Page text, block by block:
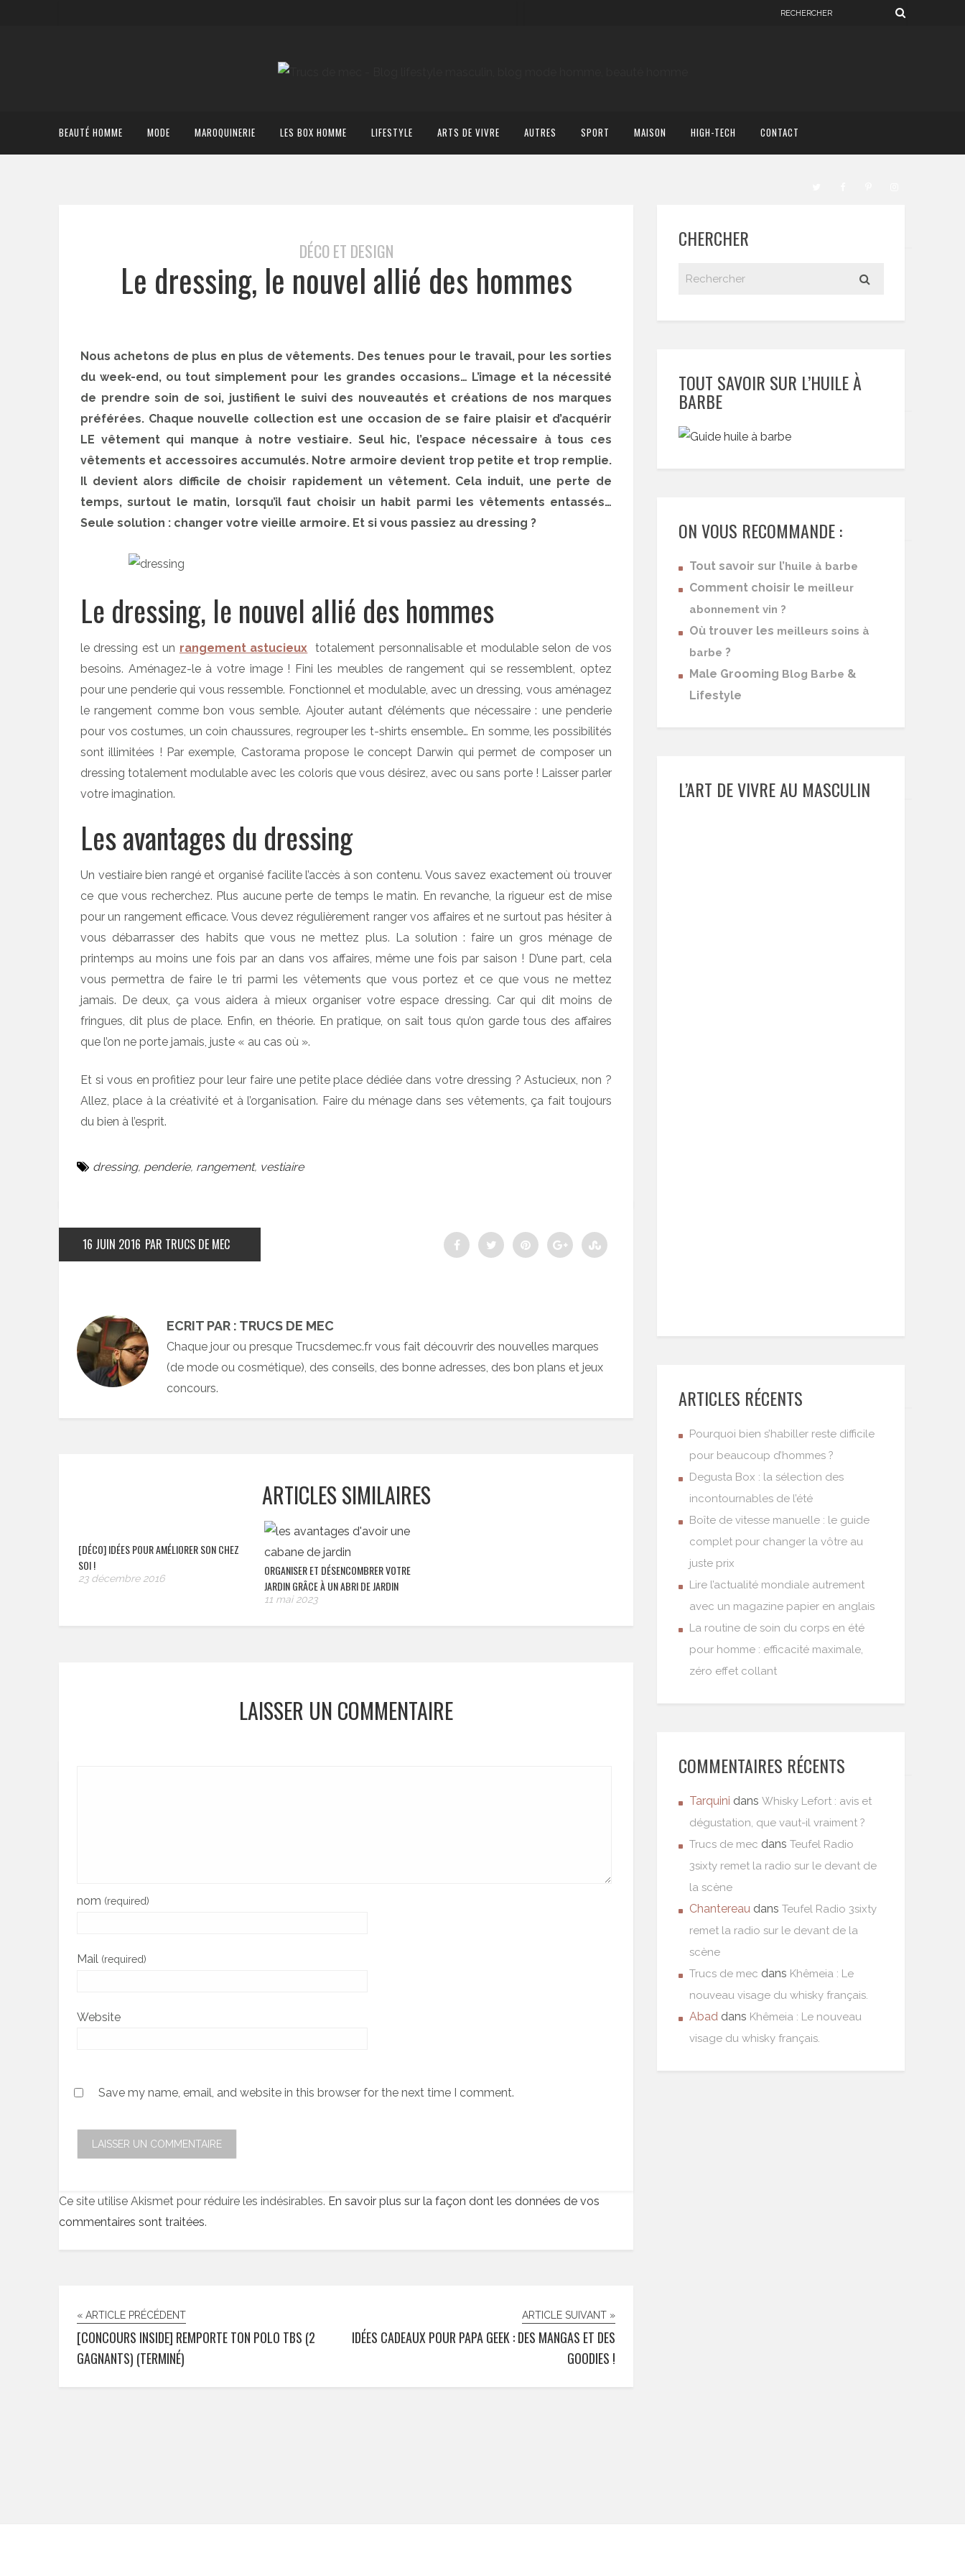
BEAUTÉ HOMME MODE MAROQUINERIE LES BOX HOMME LIFESTYLE ARTS DE VIVRE AUTRES SPORT MAISON HIGH-TECH CONTACT
DÉCO ET DESIGN
Le dressing, le nouvel allié des hommes
Nous achetons de plus en plus de vêtements. Des tenues pour le travail, pour les sorties
du week-end, ou tout simplement pour les grandes occasions… L’image et la nécessité
de prendre soin de soi, justifient le suivi des nouveautés et créations de nos marques
préférées. Chaque nouvelle collection est une occasion de se faire plaisir et d’acquérir
LE vêtement qui manque à notre vestiaire. Seul hic, l’espace nécessaire à tous ces
vêtements et accessoires accumulés. Notre armoire devient trop petite et trop remplie.
Il devient alors difficile de choisir rapidement un vêtement. Cela induit, une perte de
temps, surtout le matin, lorsqu’il faut choisir un habit parmi les vêtements entassés…
Seule solution : changer votre vieille armoire. Et si vous passiez au dressing ?
Le dressing, le nouvel allié des hommes
le dressing est un rangement astucieux totalement personnalisable et modulable selon de vos
besoins. Aménagez-le à votre image ! Fini les meubles de rangement qui se ressemblent, optez
pour une penderie qui vous ressemble. Fonctionnel et modulable, avec un dressing, vous aménagez
le rangement comme bon vous semble. Ajouter autant d’éléments que nécessaire : une penderie
pour vos costumes, un coin chaussures, regrouper les t-shirts ensemble… En somme, les possibilités
sont illimitées ! Par exemple, Castorama propose le concept Darwin qui permet de composer un
dressing totalement modulable avec les coloris que vous désirez, avec ou sans porte ! Laisser parler
votre imagination.
Les avantages du dressing
Un vestiaire bien rangé et organisé facilite l’accès à son contenu. Vous savez exactement où trouver
ce que vous recherchez. Plus aucune perte de temps le matin. En revanche, la rigueur est de mise
pour un rangement efficace. Vous devez régulièrement ranger vos affaires et ne surtout pas hésiter à
vous débarrasser des habits que vous ne mettez plus. La solution : faire un gros ménage de
printemps au moins une fois par an dans vos affaires, même une fois par saison ! D’une part, cela
vous permettra de faire le tri parmi les vêtements que vous portez et ce que vous ne mettez
jamais. De deux, ça vous aidera à mieux organiser votre espace dressing. Car qui dit moins de
fringues, dit plus de place. Enfin, en théorie. En pratique, on sait tous qu’on garde tous des affaires
que l’on ne porte jamais, juste « au cas où ».
Et si vous en profitiez pour leur faire une petite place dédiée dans votre dressing ? Astucieux, non ?
Allez, place à la créativité et à l’organisation. Faire du ménage dans ses vêtements, ça fait toujours
du bien à l’esprit.
dressing, penderie, rangement, vestiaire
16 JUIN 2016 PAR TRUCS DE MEC
ECRIT PAR : TRUCS DE MEC
Chaque jour ou presque Trucsdemec.fr vous fait découvrir des nouvelles marques
(de mode ou cosmétique), des conseils, des bonne adresses, des bon plans et jeux
concours.
ARTICLES SIMILAIRES
[DÉCO] IDÉES POUR AMÉLIORER SON CHEZ
SOI !
23 décembre 2016
ORGANISER ET DÉSENCOMBRER VOTRE
JARDIN GRÂCE À UN ABRI DE JARDIN
11 mai 2023
LAISSER UN COMMENTAIRE
nom (required)
Mail (required)
Website
Save my name, email, and website in this browser for the next time I comment.
Ce site utilise Akismet pour réduire les indésirables. En savoir plus sur la façon dont les données de vos
commentaires sont traitées.
« ARTICLE PRÉCÉDENT
[CONCOURS INSIDE] REMPORTE TON POLO TBS (2
GAGNANTS) (TERMINÉ)
ARTICLE SUIVANT »
IDÉES CADEAUX POUR PAPA GEEK : DES MANGAS ET DES
GOODIES !
CHERCHER
TOUT SAVOIR SUR L’HUILE À
BARBE
ON VOUS RECOMMANDE :
Tout savoir sur l’huile à barbe
Comment choisir le meilleur
abonnement vin ?
Où trouver les meilleurs soins à
barbe ?
Male Grooming Blog Barbe &
Lifestyle
L’ART DE VIVRE AU MASCULIN
ARTICLES RÉCENTS
Pourquoi bien s’habiller reste difficile
pour beaucoup d’hommes ?
Degusta Box : la sélection des
incontournables de l’été
Boîte de vitesse manuelle : le guide
complet pour changer la vôtre au
juste prix
Lire l’actualité mondiale autrement
avec un magazine papier en anglais
La routine de soin du corps en été
pour homme : efficacité maximale,
zéro effet collant
COMMENTAIRES RÉCENTS
Tarquini dans Whisky Lefort : avis et
dégustation, que vaut-il vraiment ?
Trucs de mec dans Teufel Radio
3sixty remet la radio sur le devant de
la scène
Chantereau dans Teufel Radio 3sixty
remet la radio sur le devant de la
scène
Trucs de mec dans Khêmeia : Le
nouveau visage du whisky français.
Abad dans Khêmeia : Le nouveau
visage du whisky français.